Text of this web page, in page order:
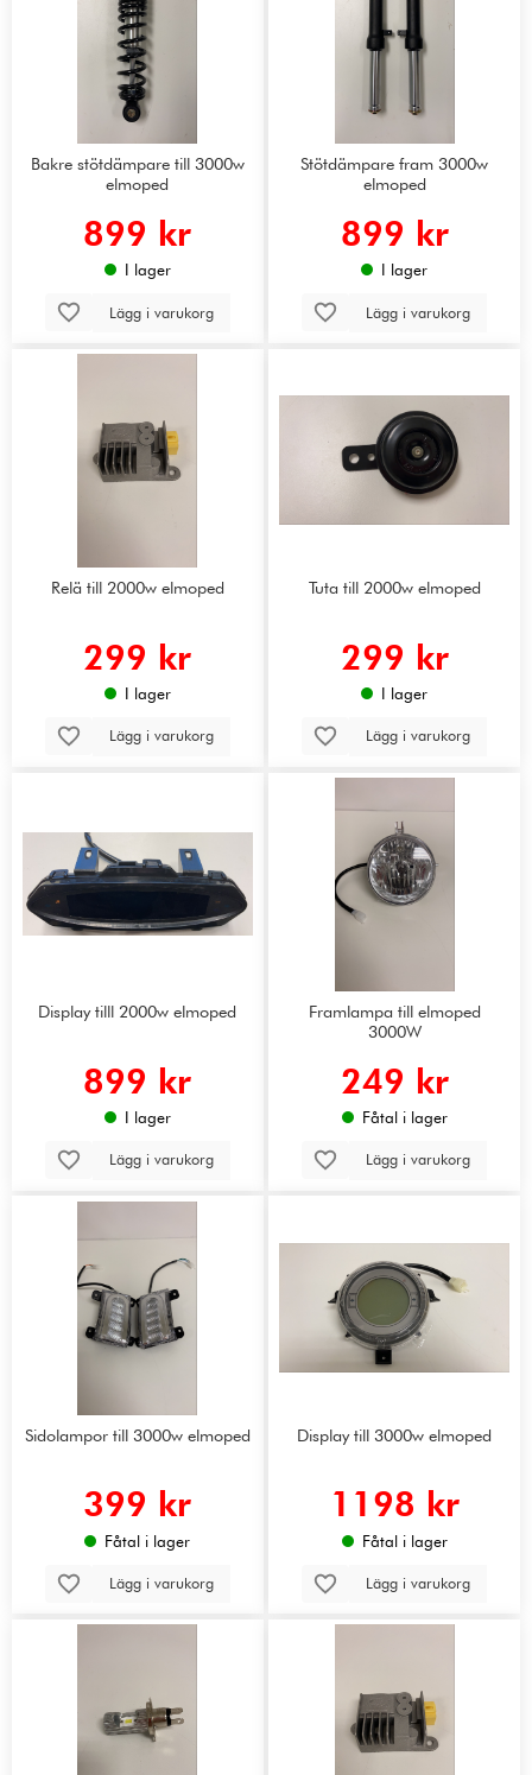
Bakre stötdämpare till 3000w
elmoped
899 kr
I lager
Lägg i varukorg
Stötdämpare fram 3000w
elmoped
899 kr
I lager
Lägg i varukorg
Relä till 2000w elmoped
299 kr
I lager
Lägg i varukorg
Tuta till 2000w elmoped
299 kr
I lager
Lägg i varukorg
Display tilll 2000w elmoped
899 kr
I lager
Lägg i varukorg
Framlampa till elmoped
3000W
249 kr
Fåtal i lager
Lägg i varukorg
Sidolampor till 3000w elmoped
399 kr
Fåtal i lager
Lägg i varukorg
Display till 3000w elmoped
1198 kr
Fåtal i lager
Lägg i varukorg